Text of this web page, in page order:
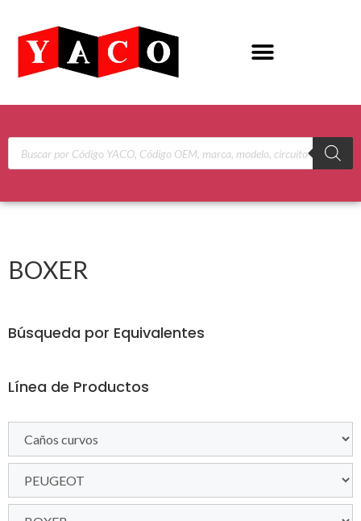
BOXER
Búsqueda por Equivalentes
Línea de Productos